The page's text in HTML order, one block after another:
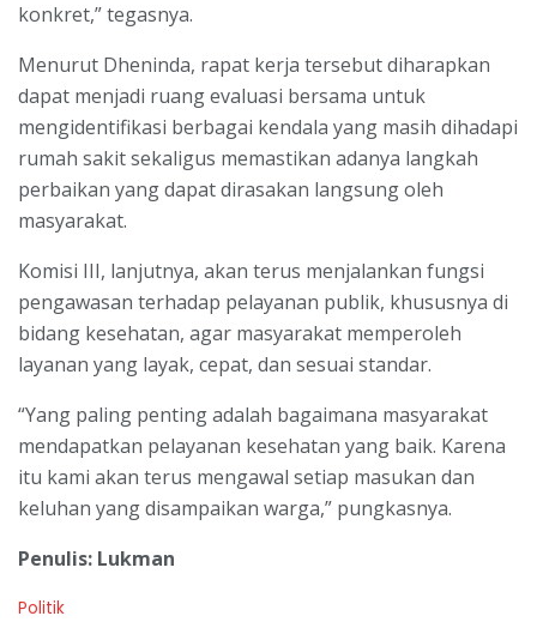
konkret,” tegasnya.
Menurut Dheninda, rapat kerja tersebut diharapkan
dapat menjadi ruang evaluasi bersama untuk
mengidentifikasi berbagai kendala yang masih dihadapi
rumah sakit sekaligus memastikan adanya langkah
perbaikan yang dapat dirasakan langsung oleh
masyarakat.
Komisi III, lanjutnya, akan terus menjalankan fungsi
pengawasan terhadap pelayanan publik, khususnya di
bidang kesehatan, agar masyarakat memperoleh
layanan yang layak, cepat, dan sesuai standar.
“Yang paling penting adalah bagaimana masyarakat
mendapatkan pelayanan kesehatan yang baik. Karena
itu kami akan terus mengawal setiap masukan dan
keluhan yang disampaikan warga,” pungkasnya.
Penulis: Lukman
C
Politik